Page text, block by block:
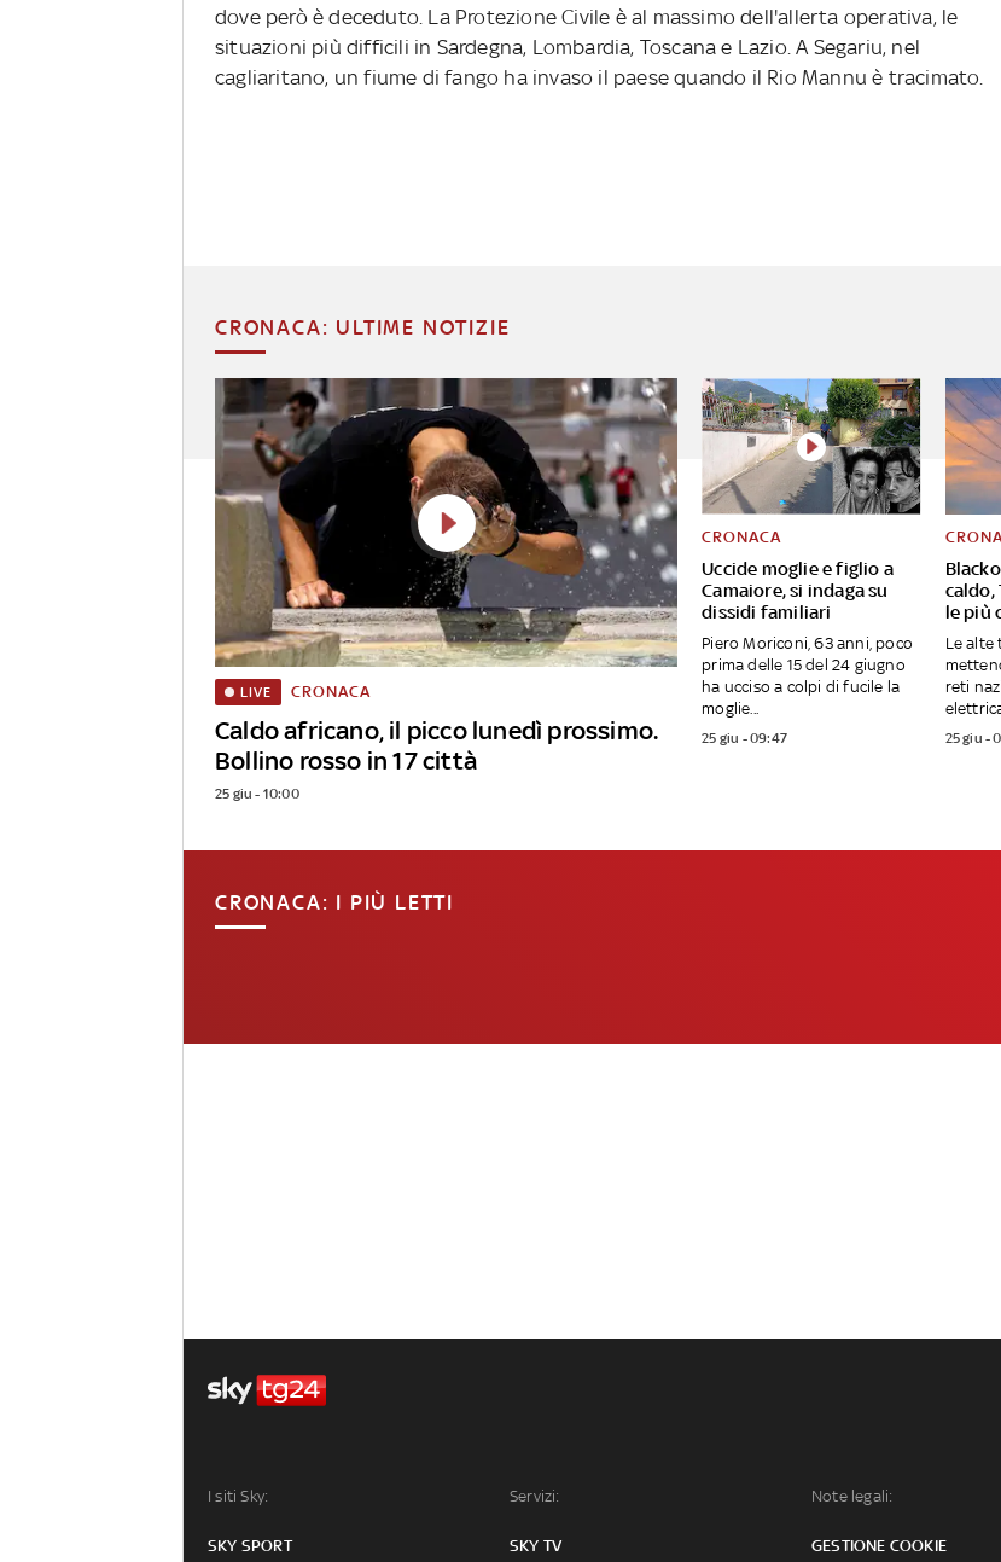
dove però è deceduto. La Protezione Civile è al massimo dell'allerta operativa, le
situazioni più difficili in Sardegna, Lombardia, Toscana e Lazio. A Segariu, nel
cagliaritano, un fiume di fango ha invaso il paese quando il Rio Mannu è tracimato.
CRONACA: ULTIME NOTIZIE
Caldo africano, il picco lunedì prossimo.
Bollino rosso in 17 città
LIVE CRONACA
25 giu - 10:00
Uccide moglie e figlio a
Camaiore, si indaga su
dissidi familiari
CRONACA
Piero Moriconi, 63 anni, poco
prima delle 15 del 24 giugno
ha ucciso a colpi di fucile la
moglie...
25 giu - 09:47
caldo,
le più
Le alte
reti
25 giu -
CRONACA: I PIÙ LETTI
I siti Sky:
SKY SPORT
Servizi:
SKY TV
Note legali:
GESTIONE COOKIE